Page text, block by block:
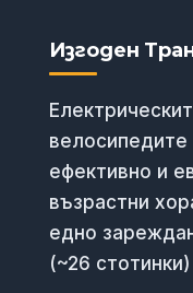
Изгоден
велосипедите
ефективно и
възрастни
едно
(~26